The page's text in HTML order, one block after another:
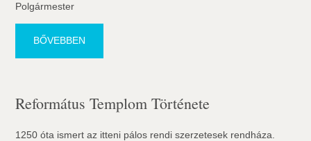
Polgármester
BŐVEBBEN
Református Templom Története
1250 óta ismert az itteni pálos rendi szerzetesek rendháza.